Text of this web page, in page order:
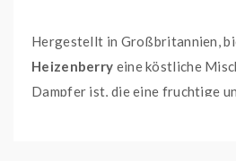
Hergestellt in Großbritannien,
Heizenberry eine köstliche
Dampfer ist, die eine fruchtige